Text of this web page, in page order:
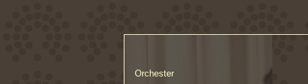
Orchester